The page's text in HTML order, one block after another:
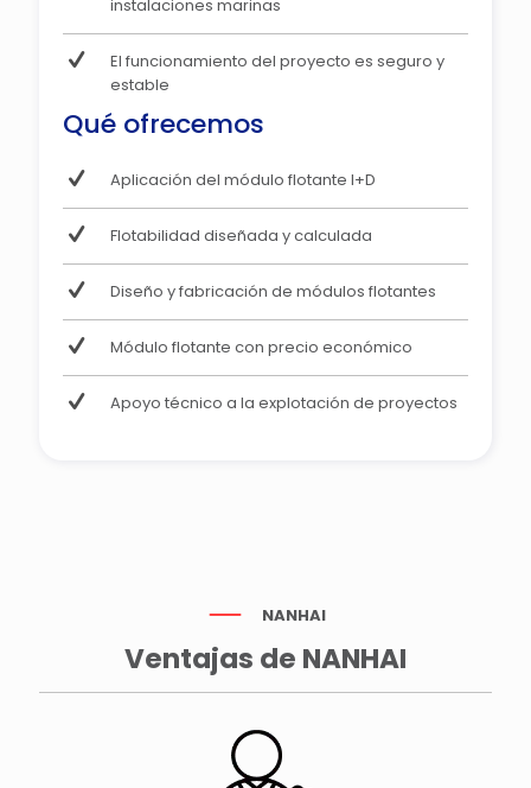
instalaciones marinas
El funcionamiento del proyecto es seguro y
estable
Qué ofrecemos
Aplicación del módulo flotante I+D
Flotabilidad diseñada y calculada
Diseño y fabricación de módulos flotantes
Módulo flotante con precio económico
Apoyo técnico a la explotación de proyectos
NANHAI
Ventajas de NANHAI